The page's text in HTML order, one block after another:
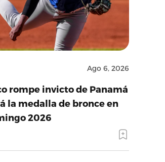
Ago 6, 2026
rompe invicto de Panamá
la medalla de bronce en
2026